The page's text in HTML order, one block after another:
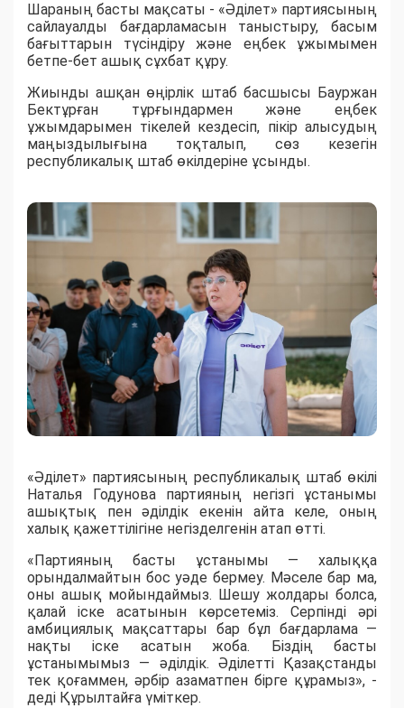
Шараның басты мақсаты - «Әділет» партиясының
сайлауалды бағдарламасын таныстыру, басым
бағыттарын түсіндіру және еңбек ұжымымен
бетпе-бет ашық сұхбат құру.
Жиынды ашқан өңірлік штаб басшысы Бауржан
Бектұрған тұрғындармен және еңбек
ұжымдарымен тікелей кездесіп, пікір алысудың
маңыздылығына тоқталып, сөз кезегін
республикалық штаб өкілдеріне ұсынды.
«Әділет» партиясының республикалық штаб өкілі
Наталья Годунова партияның негізгі ұстанымы
ашықтық пен әділдік екенін айта келе, оның
халық қажеттілігіне негізделгенін атап өтті.
«Партияның басты ұстанымы — халыққа
орындалмайтын бос уәде бермеу. Мәселе бар ма,
оны ашық мойындаймыз. Шешу жолдары болса,
қалай іске асатынын көрсетеміз. Серпінді әрі
амбициялық мақсаттары бар бұл бағдарлама —
нақты іске асатын жоба. Біздің басты
ұстанымымыз — әділдік. Әділетті Қазақстанды
тек қоғаммен, әрбір азаматпен бірге құрамыз», -
деді Құрылтайға үміткер.